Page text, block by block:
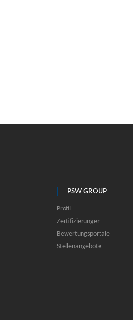
PSW GROUP
Profil
Zertifizierungen
Bewertungsportale
Stellenangebote